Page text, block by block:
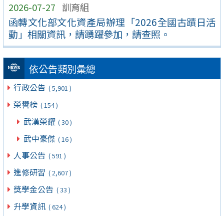
2026-07-27 訓育組
函轉文化部文化資產局辦理「2026全國古蹟日活
動」相關資訊，請踴躍參加，請查照。
依公告類別彙總
行政公告 ( 5,901 )
榮譽榜 ( 154 )
武漢榮耀 ( 30 )
武中豪傑 ( 16 )
人事公告 ( 591 )
進修研習 ( 2,607 )
獎學金公告 ( 33 )
升學資訊 ( 624 )